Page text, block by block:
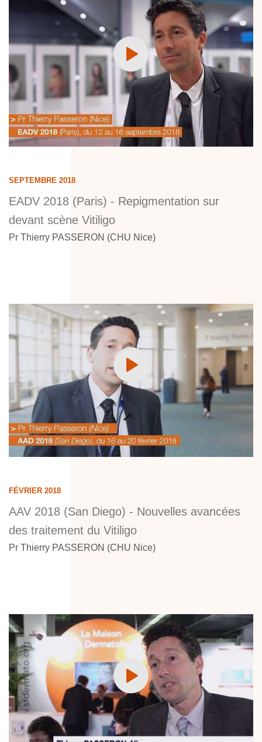
SEPTEMBRE 2018
EADV 2018 (Paris) - Repigmentation sur
devant scène Vitiligo
Pr Thierry PASSERON (CHU Nice)
FÉVRIER 2018
AAV 2018 (San Diego) - Nouvelles avancées
des traitement du Vitiligo
Pr Thierry PASSERON (CHU Nice)